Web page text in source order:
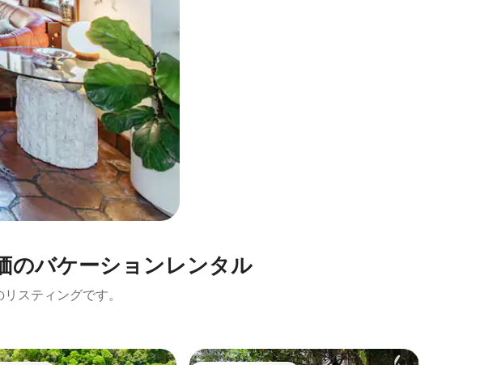
のバ⁠ケ⁠ー⁠シ⁠ョ⁠ン⁠レ⁠ン⁠タ⁠ル
スティングです。